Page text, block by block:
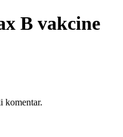
B vakcine
komentar.